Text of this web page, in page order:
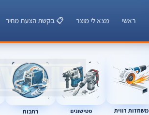
ראשי מצא לי מוצר 📋 בקשת הצעת מחיר
משחזות זווית פטישונים רתכות